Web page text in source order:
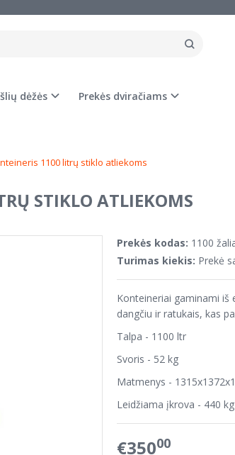
dėžės Prekės dviračiams
1100 litrų stiklo atliekoms
STIKLO ATLIEKOMS
Prekės kodas: 1100
Turimas kiekis: Prekė
Konteineriai gaminami
dangčiu ir ratukais, kas
Talpa - 1100 ltr
Svoris - 52 kg
Matmenys -
Leidžiama įkrova - 440 kg
€35000